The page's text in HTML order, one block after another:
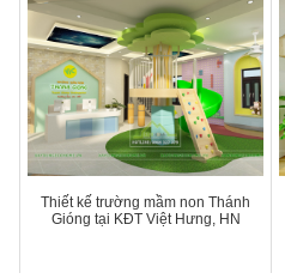
Thiết kế trường mầm non Thánh
Gióng tại KĐT Việt Hưng, HN